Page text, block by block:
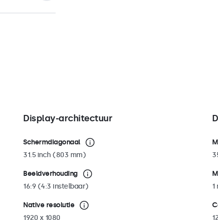
beugel die 180
100mm
aan
als portrait
Display-architectuur
Schermdiagonaal
31.5 inch (803 mm)
Beeldverhouding
16:9 (4:3 instelbaar)
Native resolutie
1920 x 1080
1